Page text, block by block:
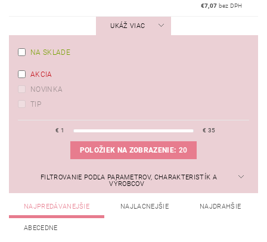
€7,07 bez DPH
UKÁŽ VIAC
NA SKLADE
AKCIA
NOVINKA
TIP
€ 1 € 35
POLOŽIEK NA ZOBRAZENIE: 20
FILTROVANIE PODĽA PARAMETROV, CHARAKTERISTÍK A
VÝROBCOV
NAJPREDÁVANEJŠIE NAJLACNEJŠIE NAJDRAHŠIE
ABECEDNE